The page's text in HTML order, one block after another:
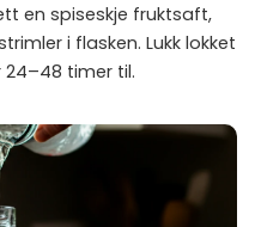
en spiseskje fruktsaft,
i flasken. Lukk lokket
timer til.